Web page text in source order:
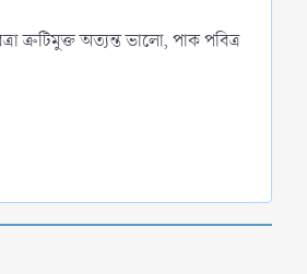
ত্রুটিমুক্ত অত্যন্ত ভালো, পাক পবিত্র